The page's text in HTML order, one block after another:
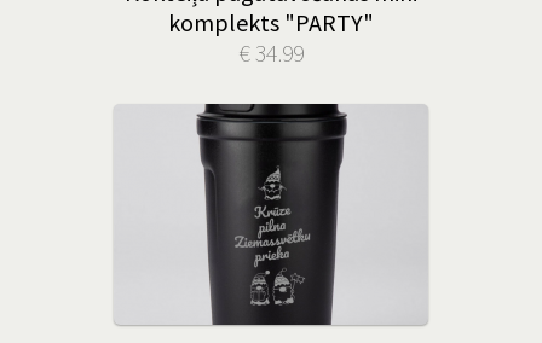
komplekts "PARTY"
€ 34.99